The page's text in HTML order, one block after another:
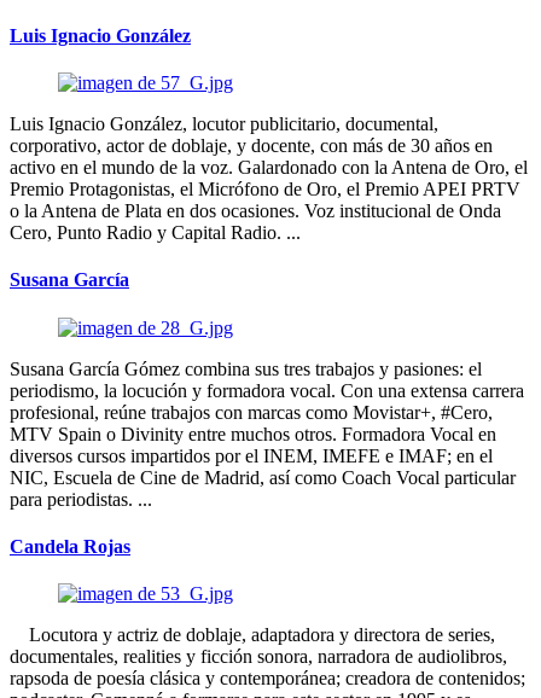
Luis Ignacio González
Luis Ignacio González, locutor publicitario, documental,
corporativo, actor de doblaje, y docente, con más de 30 años en
activo en el mundo de la voz. Galardonado con la Antena de Oro, el
Premio Protagonistas, el Micrófono de Oro, el Premio APEI PRTV
o la Antena de Plata en dos ocasiones. Voz institucional de Onda
Cero, Punto Radio y Capital Radio. ...
Susana García
Susana García Gómez combina sus tres trabajos y pasiones: el
periodismo, la locución y formadora vocal. Con una extensa carrera
profesional, reúne trabajos con marcas como Movistar+, #Cero,
MTV Spain o Divinity entre muchos otros. Formadora Vocal en
diversos cursos impartidos por el INEM, IMEFE e IMAF; en el
NIC, Escuela de Cine de Madrid, así como Coach Vocal particular
para periodistas. ...
Candela Rojas
Locutora y actriz de doblaje, adaptadora y directora de series,
documentales, realities y ficción sonora, narradora de audiolibros,
rapsoda de poesía clásica y contemporánea; creadora de contenidos;